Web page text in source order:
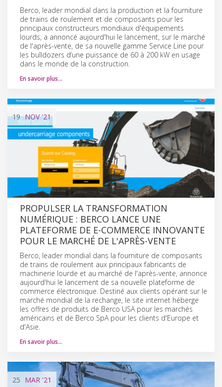
Berco, leader mondial dans la production et la fourniture
de trains de roulement et de composants pour les
principaux constructeurs mondiaux d'équipements
lourds, a annoncé aujourd'hui le lancement, sur le marché
de l'après-vente, de sa nouvelle gamme Service Line pour
les bulldozers d’une puissance de 60 à 200 kW en usage
dans le monde de la construction.
En savoir plus…
19 NOV'21
PROPULSER LA TRANSFORMATION
NUMÉRIQUE : BERCO LANCE UNE
PLATEFORME DE E-COMMERCE INNOVANTE
POUR LE MARCHÉ DE L'APRÈS-VENTE
Berco, leader mondial dans la fourniture de composants
de trains de roulement aux principaux fabricants de
machinerie lourde et au marché de l'après-vente, annonce
aujourd'hui le lancement de sa nouvelle plateforme de
commerce électronique. Destiné aux clients opérant sur le
marché mondial de la rechange, le site internet héberge
les offres de produits de Berco USA pour les marchés
américains et de Berco SpA pour les clients d'Europe et
d'Asie.
En savoir plus…
25 MAR '21